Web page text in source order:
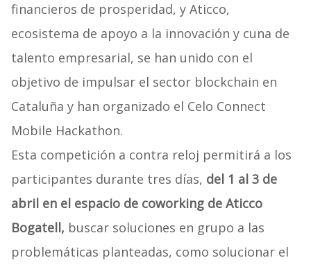
financieros de prosperidad, y Aticco,
ecosistema de apoyo a la innovación y cuna de
talento empresarial, se han unido con el
objetivo de impulsar el sector blockchain en
Cataluña y han organizado el Celo Connect
Mobile Hackathon.
Esta competición a contra reloj permitirá a los
participantes durante tres días, del 1 al 3 de
abril en el espacio de coworking de Aticco
Bogatell, buscar soluciones en grupo a las
problemáticas planteadas, como solucionar el